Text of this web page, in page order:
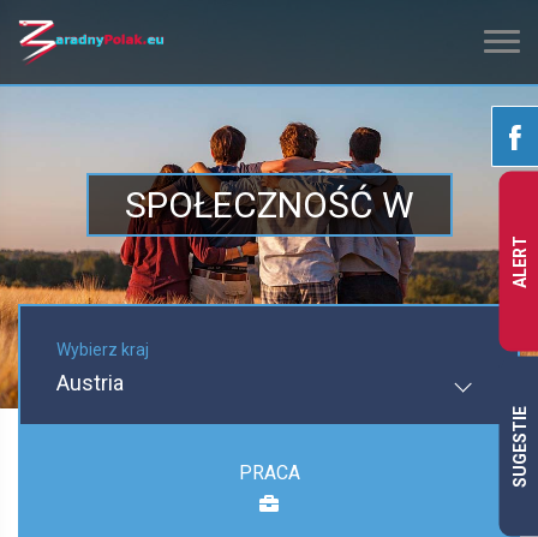
SPOŁECZNOŚĆ W
Wybierz kraj
Austria
PRACA
ALERT
SUGESTIE